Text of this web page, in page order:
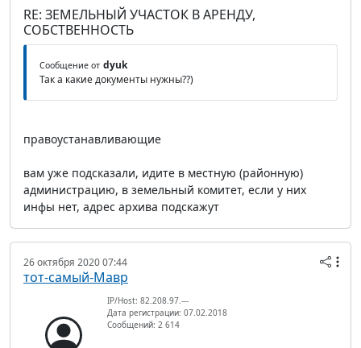
RE: ЗЕМЕЛЬНЫЙ УЧАСТОК В АРЕНДУ,
СОБСТВЕННОСТЬ
Сообщение от dyuk
Так а какие документы нужны??)
правоустанавливающие
вам уже подсказали, идите в местную (районную)
администрацию, в земельный комитет, если у них
инфы нет, адрес архива подскажут
26 октября 2020 07:44
тот-самый-Мавр
IP/Host: 82.208.97.---
Дата регистрации: 07.02.2018
Сообщений: 2 614